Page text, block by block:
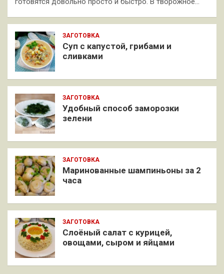
ЗАГОТОВКА
Суп с капустой, грибами и
сливками
ЗАГОТОВКА
Удобный способ заморозки
зелени
ЗАГОТОВКА
Маринованные шампиньоны за 2
часа
ЗАГОТОВКА
Слоёный салат с курицей,
овощами, сыром и яйцами